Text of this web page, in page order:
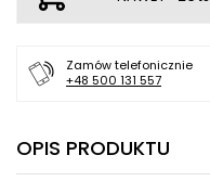
Zamów telefonicznie
+48 500 131 557
OPIS PRODUKTU